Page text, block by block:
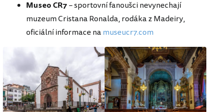
Museo CR7– sportovní fanoušci nevynechají
muzeum Cristana Ronalda, rodáka z Madeiry,
oficiální informace namuseucr7.com